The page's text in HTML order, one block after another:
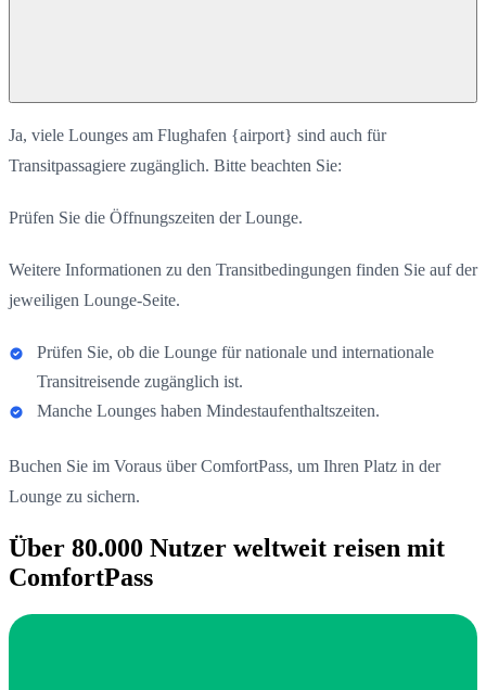
Ja, viele Lounges am Flughafen {airport} sind auch für
Transitpassagiere zugänglich. Bitte beachten Sie:
Prüfen Sie die Öffnungszeiten der Lounge.
Weitere Informationen zu den Transitbedingungen finden Sie auf der
jeweiligen Lounge-Seite.
Prüfen Sie, ob die Lounge für nationale und internationale
Transitreisende zugänglich ist.
Manche Lounges haben Mindestaufenthaltszeiten.
Buchen Sie im Voraus über ComfortPass, um Ihren Platz in der
Lounge zu sichern.
Über 80.000 Nutzer weltweit reisen mit
ComfortPass